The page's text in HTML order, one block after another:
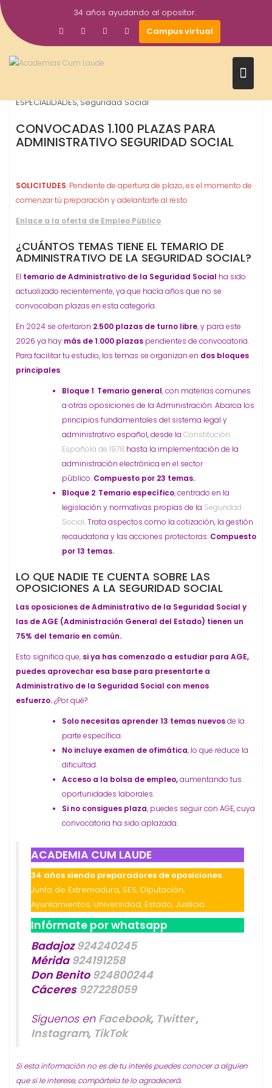
Saltar
al
contenido
34 años ayudando al opositor.
Campus virtual
May
2026
Gestor AcademiasCumLaude
ESPECIALIDADES,Seguridad Social
CONVOCADAS 1.100 PLAZAS PARA
ADMINISTRATIVO SEGURIDAD SOCIAL
SOLICITUDES: Pendiente de apertura de plazo, es el momento de
comenzar tú preparación y adelantarte al resto
Enlace a la oferta de Empleo Público
¿CUÁNTOS TEMAS TIENE EL TEMARIO DE
ADMINISTRATIVO DE LA SEGURIDAD SOCIAL?
El temario de Administrativo de la Seguridad Social ha sido
actualizado recientemente, ya que hacía años que no se
convocaban plazas en esta categoría.
En 2024 se ofertaron 2.500 plazas de turno libre, y para este
2026 ya hay más de 1.000 plazas pendientes de convocatoria.
Para facilitar tu estudio, los temas se organizan en dos bloques
principales:
Bloque 1: Temario general, con materias comunes
a otras oposiciones de la Administración. Abarca los
principios fundamentales del sistema legal y
administrativo español, desde la Constitución
Española de 1978 hasta la implementación de la
administración electrónica en el sector
público. Compuesto por 23 temas.
Bloque 2: Temario específico, centrado en la
legislación y normativas propias de la Seguridad
Social. Trata aspectos como la cotización, la gestión
recaudatoria y las acciones protectoras. Compuesto
por 13 temas.
LO QUE NADIE TE CUENTA SOBRE LAS
OPOSICIONES A LA SEGURIDAD SOCIAL
Las oposiciones de Administrativo de la Seguridad Social y
las de AGE (Administración General del Estado) tienen un
75% del temario en común.
Esto significa que, si ya has comenzado a estudiar para AGE,
puedes aprovechar esa base para presentarte a
Administrativo de la Seguridad Social con menos
esfuerzo.¿Por qué?
Solo necesitas aprender 13 temas nuevosde la
parte específica.
No incluye examen de ofimática, lo que reduce la
dificultad.
Acceso a la bolsa de empleo,aumentando tus
oportunidades laborales.
Si no consigues plaza, puedes seguir con AGE, cuya
convocatoria ha sido aplazada.
ACADEMIA CUM LAUDE
34 años siendo preparadores de oposiciones:
Junta de Extremadura, SES, Diputación,
Ayuntamientos, Universidad, Estado, Justicia…
Infórmate por whatsapp
Badajoz924240245
Mérida 924191258
Don Benito 924800244
Cáceres 927228059
Síguenos en Facebook, Twitter,
Instagram, TikTok
Si esta información no es de tu interés puedes conocer a alguien
que si le interese, compártela te lo agradecerá.